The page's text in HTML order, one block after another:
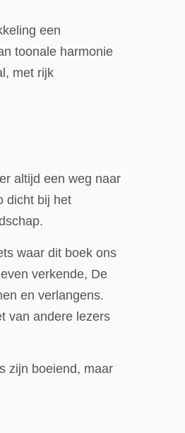
een
toonale harmonie
met rijk
altijd een weg naar
dicht bij het
waar dit boek ons
verkende, De
en verlangens.
van andere lezers
zijn boeiend, maar